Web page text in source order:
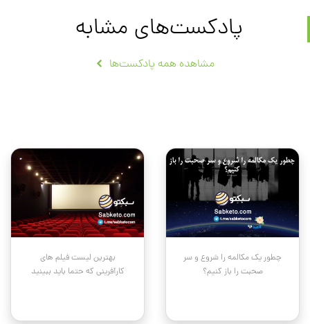
پادکست‌های مشابه
مشاهده همه پادکست‌ها
چطور یک مکالمه را شروع و سر
صحبت را باز کنیم؟
بهترین لیست فیلم های
کارآفرینی که حتما باید ببینید